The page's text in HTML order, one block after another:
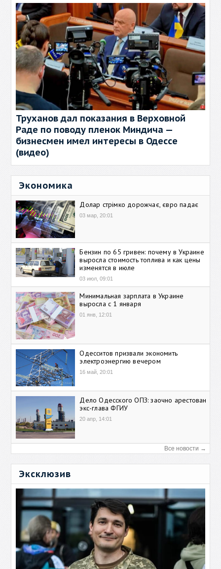
Труханов дал показания в Верховной
Раде по поводу пленок Миндича —
бизнесмен имел интересы в Одессе
(видео)
Экономика
Долар стрімко дорожчає, євро падає
03 мар, 20:01
Бензин по 65 гривен: почему в Украине
выросла стоимость топлива и как цены
изменятся в июле
03 июл, 09:01
Минимальная зарплата в Украине
выросла с 1 января
01 янв, 12:01
Одесситов призвали экономить
электроэнергию вечером
16 май, 20:01
Дело Одесского ОПЗ: заочно арестован
экс-глава ФГИУ
20 апр, 14:01
Все новости →
Эксклюзив